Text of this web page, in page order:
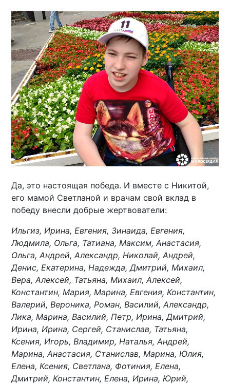
Да, это настоящая победа. И вместе с Никитой,
его мамой Светланой и врачам свой вклад в
победу внесли добрые жертвователи:
Ильгиз, Ирина, Евгения, Зинаида, Евгения,
Людмила, Ольга, Татиана, Максим, Анастасия,
Ольга, Андрей, Александр, Николай, Андрей,
Денис, Екатерина, Надежда, Дмитрий, Михаил,
Вера, Алексей, Татьяна, Михаил, Алексей,
Константин, Мария, Марина, Евгения, Константин,
Валерий, Вероника, Роман, Василий, Александр,
Лика, Марина, Василий, Петр, Ирина, Дмитрий,
Ирина, Ирина, Сергей, Станислав, Татьяна,
Ксения, Игорь, Владимир, Наталья, Андрей,
Марина, Анастасия, Станислав, Марина, Юлия,
Елена, Ксения, Светлана, Фотиния, Елена,
Дмитрий, Константин, Елена, Ирина, Юрий,